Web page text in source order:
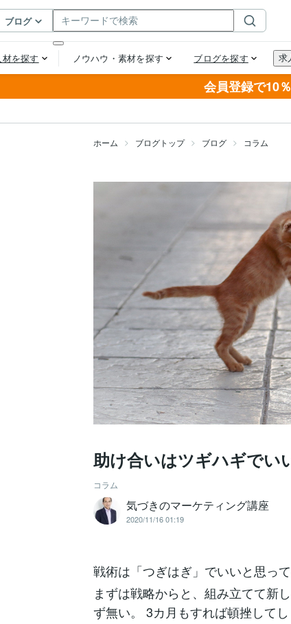
会員登録で10
ホーム ブログトップ ブログ コラム
助け合いはツギハギでい
コラム
気づきのマーケティング講座
2020/11/16 01:19
戦術は「つぎはぎ」でいいと思って
まずは戦略からと、組み立てて新
ず無い。 3カ月もすれば頓挫してし